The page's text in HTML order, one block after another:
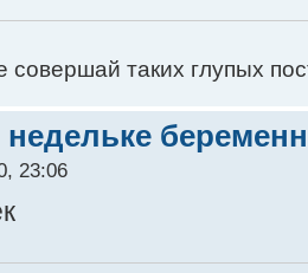
таких глупых
недельке
23:06